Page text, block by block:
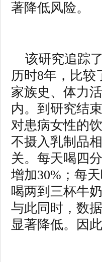
著降低风险。
该研究追踪
历时8年，比较
家族史、体力
内。到研究结
对患病女性的
不摄入乳制品
关。每天喝四
增加30%；每
喝两到三杯牛
与此同时，数
显著降低。
因